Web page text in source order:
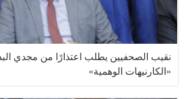
نقيب الصحفيين يطلب اعتذارًا من مجدي
«الكارنيهات الوهمية»